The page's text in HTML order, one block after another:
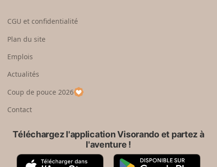
e
u
p
a
CGU et confidentialité
Plan du site
Emplois
Actualités
Coup de pouce 2026
Contact
Téléchargez l'application Visorando et partez à
l'aventure !
A
G